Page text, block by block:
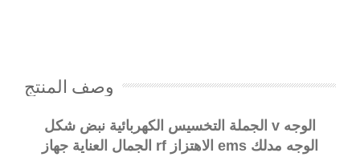
وصف المنتج
الجملة التخسيس الكهربائية نبض شكل v الوجه
الجمال العناية جهاز rf الاهتزاز ems الوجه مدلك